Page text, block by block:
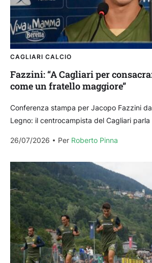
CAGLIARI CALCIO
Fazzini: “A Cagliari per
come un fratello maggiore”
Conferenza stampa per Jacopo Fazzini
Legno: il centrocampista del Cagliari
26/07/2026
Per Roberto Pinna